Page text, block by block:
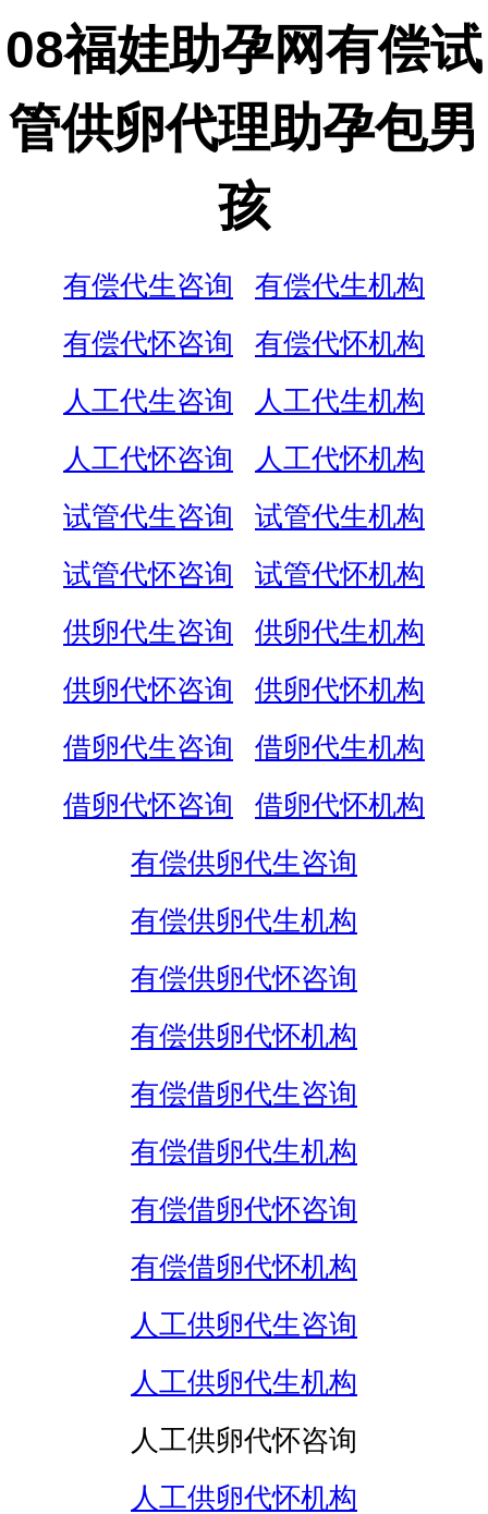
08福娃助孕网有偿试
管供卵代理助孕包男
孩
有偿代生咨询
有偿代生机构
有偿代怀咨询
有偿代怀机构
人工代生咨询
人工代生机构
人工代怀咨询
人工代怀机构
试管代生咨询
试管代生机构
试管代怀咨询
试管代怀机构
供卵代生咨询
供卵代生机构
供卵代怀咨询
供卵代怀机构
借卵代生咨询
借卵代生机构
借卵代怀咨询
借卵代怀机构
有偿供卵代生咨询
有偿供卵代生机构
有偿供卵代怀咨询
有偿供卵代怀机构
有偿借卵代生咨询
有偿借卵代生机构
有偿借卵代怀咨询
有偿借卵代怀机构
人工供卵代生咨询
人工供卵代生机构
人工供卵代怀咨询
人工供卵代怀机构